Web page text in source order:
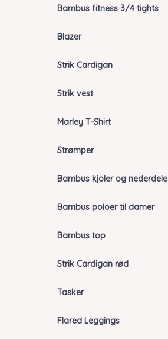
Bambus fitness 3/4 tights
Blazer
Strik Cardigan
Strik vest
Marley T-Shirt
Strømper
Bambus kjoler og nederdele
Bambus poloer til damer
Bambus top
Strik Cardigan rød
Tasker
Flared Leggings